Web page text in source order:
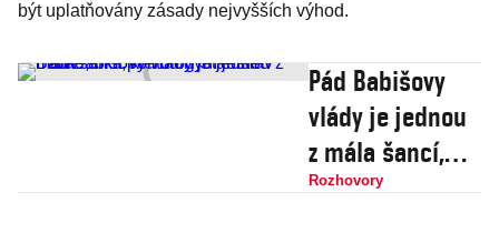
být uplatňovány zásady nejvyšších výhod.
Pád Babišovy
vlády je jednou
z mála šancí,
kterou nyní
Rozhovory